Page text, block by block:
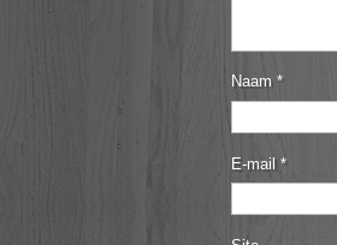
Naam *
E-mail *